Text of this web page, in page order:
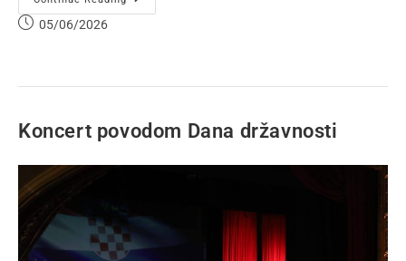
05/06/2026
Koncert povodom Dana državnosti